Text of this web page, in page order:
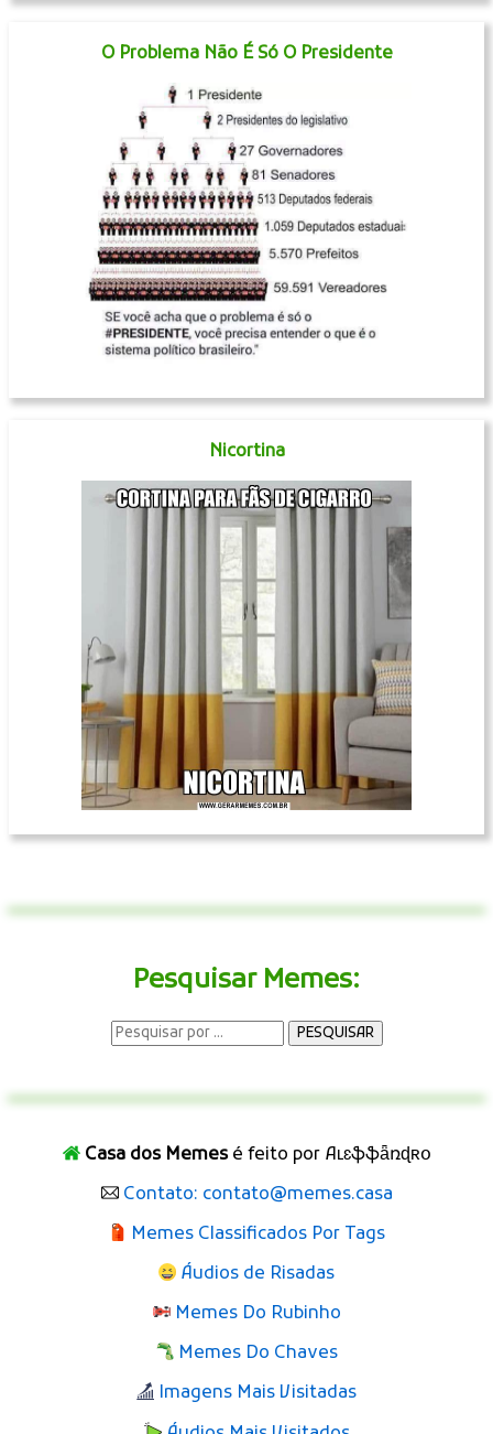
O Problema Não É Só O Presidente
Nicortina
Pesquisar Memes:
Casa dos Memesé feito por Aʟɛֆֆǟռɖʀօ
Contato: contato@memes.casa
Memes Classificados Por Tags
Áudios de Risadas
Memes Do Rubinho
Memes Do Chaves
Imagens Mais Visitadas